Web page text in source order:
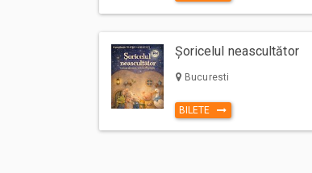
Șoricelul neascultător
Bucuresti
BILETE